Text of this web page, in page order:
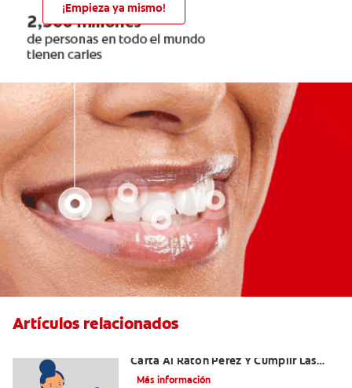
¡Empieza ya mismo!
Artículos relacionados
Carta Al Ratón Pérez Y Cumplir Las
Fantasías De Su Hijo/A
Más información